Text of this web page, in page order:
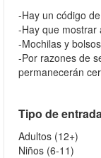
-Hay un código
-Hay que mostrar
-Mochilas y
-Por razones de
permanecerán
Tipo de
Adultos (12+)
Niños (6-11)